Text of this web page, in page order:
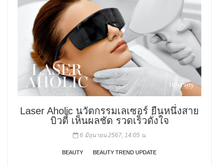
Laser Aholic นวัตกรรมเลเซอร์ ยืนหนึ่งสาย
บิวตี้ เห็นผลชัด รวดเร็วดั่งใจ
6 มิถุนายน 2567, 14:05 น.
BEAUTY BEAUTY TREND UPDATE